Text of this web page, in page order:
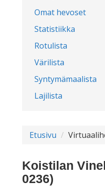
Omat hevoset
Statistiikka
Rotulista
Värilista
Syntymämaalista
Lajilista
Etusivu
Koistilan
0236)